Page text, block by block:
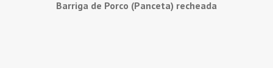
Barriga de Porco (Panceta) recheada